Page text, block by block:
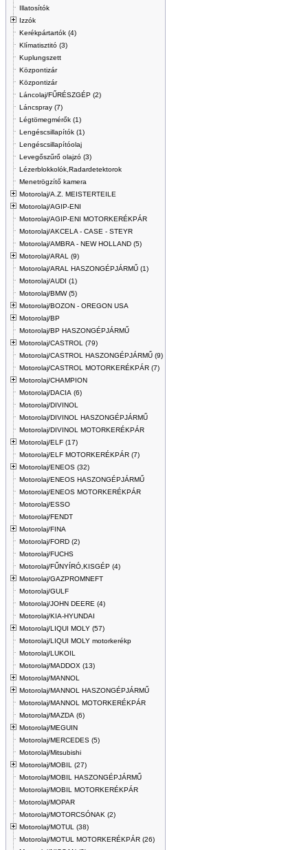
Illatosítók
Izzók
Kerékpártartók (4)
Klímatisztitó (3)
Kuplungszett
Központizár
Központizár
Láncolaj/FŰRÉSZGÉP (2)
Láncspray (7)
Légtömegmérők (1)
Lengéscsillapítók (1)
Lengéscsillapítóolaj
Levegőszűrő olajzó (3)
Lézerblokkolók,Radardetektorok
Menetrögzítő kamera
Motorolaj/A.Z. MEISTERTEILE
Motorolaj/AGIP-ENI
Motorolaj/AGIP-ENI MOTORKERÉKPÁR
Motorolaj/AKCELA - CASE - STEYR
Motorolaj/AMBRA - NEW HOLLAND (5)
Motorolaj/ARAL (9)
Motorolaj/ARAL HASZONGÉPJÁRMŰ (1)
Motorolaj/AUDI (1)
Motorolaj/BMW (5)
Motorolaj/BOZON - OREGON USA
Motorolaj/BP
Motorolaj/BP HASZONGÉPJÁRMŰ
Motorolaj/CASTROL (79)
Motorolaj/CASTROL HASZONGÉPJÁRMŰ (9)
Motorolaj/CASTROL MOTORKERÉKPÁR (7)
Motorolaj/CHAMPION
Motorolaj/DACIA (6)
Motorolaj/DIVINOL
Motorolaj/DIVINOL HASZONGÉPJÁRMŰ
Motorolaj/DIVINOL MOTORKERÉKPÁR
Motorolaj/ELF (17)
Motorolaj/ELF MOTORKERÉKPÁR (7)
Motorolaj/ENEOS (32)
Motorolaj/ENEOS HASZONGÉPJÁRMŰ
Motorolaj/ENEOS MOTORKERÉKPÁR
Motorolaj/ESSO
Motorolaj/FENDT
Motorolaj/FINA
Motorolaj/FORD (2)
Motorolaj/FUCHS
Motorolaj/FŰNYÍRÓ,KISGÉP (4)
Motorolaj/GAZPROMNEFT
Motorolaj/GULF
Motorolaj/JOHN DEERE (4)
Motorolaj/KIA-HYUNDAI
Motorolaj/LIQUI MOLY (57)
Motorolaj/LIQUI MOLY motorkerékp
Motorolaj/LUKOIL
Motorolaj/MADDOX (13)
Motorolaj/MANNOL
Motorolaj/MANNOL HASZONGÉPJÁRMŰ
Motorolaj/MANNOL MOTORKERÉKPÁR
Motorolaj/MAZDA (6)
Motorolaj/MEGUIN
Motorolaj/MERCEDES (5)
Motorolaj/Mitsubishi
Motorolaj/MOBIL (27)
Motorolaj/MOBIL HASZONGÉPJÁRMŰ
Motorolaj/MOBIL MOTORKERÉKPÁR
Motorolaj/MOPAR
Motorolaj/MOTORCSÓNAK (2)
Motorolaj/MOTUL (38)
Motorolaj/MOTUL MOTORKERÉKPÁR (26)